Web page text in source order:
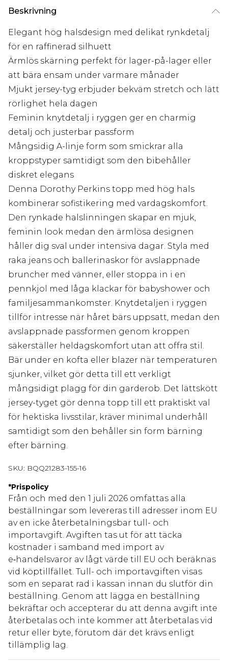
Beskrivning
Elegant hög halsdesign med delikat rynkdetalj
för en raffinerad silhuett
Ärmlös skärning perfekt för lager-på-lager eller
att bära ensam under varmare månader
Mjukt jersey-tyg erbjuder bekväm stretch och lätt
rörlighet hela dagen
Feminin knytdetalj i ryggen ger en charmig
detalj och justerbar passform
Mångsidig A-linje form som smickrar alla
kroppstyper samtidigt som den bibehåller
diskret elegans
Denna Dorothy Perkins topp med hög hals
kombinerar sofistikering med vardagskomfort.
Den rynkade halslinningen skapar en mjuk,
feminin look medan den ärmlösa designen
håller dig sval under intensiva dagar. Styla med
raka jeans och ballerinaskor för avslappnade
bruncher med vänner, eller stoppa in i en
pennkjol med låga klackar för babyshower och
familjesammankomster. Knytdetaljen i ryggen
tillför intresse när håret bärs uppsatt, medan den
avslappnade passformen genom kroppen
säkerställer heldagskomfort utan att offra stil.
Bär under en kofta eller blazer när temperaturen
sjunker, vilket gör detta till ett verkligt
mångsidigt plagg för din garderob. Det lättskött
jersey-tyget gör denna topp till ett praktiskt val
för hektiska livsstilar, kräver minimal underhåll
samtidigt som den behåller sin form bärning
efter bärning.
SKU: BQQ21283-155-16
*Prispolicy
Från och med den 1 juli 2026 omfattas alla
beställningar som levereras till adresser inom EU
av en icke återbetalningsbar tull- och
importavgift. Avgiften tas ut för att täcka
kostnader i samband med import av
e‑handelsvaror av lågt värde till EU och beräknas
vid köptillfället. Tull- och importavgiften visas
som en separat rad i kassan innan du slutför din
beställning. Genom att lägga en beställning
bekräftar och accepterar du att denna avgift inte
återbetalas och inte kommer att återbetalas vid
retur eller byte, förutom där det krävs enligt
tillämplig lag.